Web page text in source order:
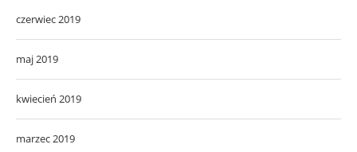
czerwiec 2019
maj 2019
kwiecień 2019
marzec 2019